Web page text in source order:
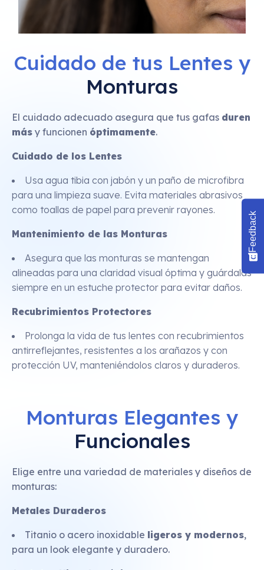
Cuidado de tus Lentes y
Monturas
El cuidado adecuado asegura que tus gafas duren
más y funcionen óptimamente.
Cuidado de los Lentes
Usa agua tibia con jabón y un paño de microfibra
para una limpieza suave. Evita materiales abrasivos
como toallas de papel para prevenir rayones.
Mantenimiento de las Monturas
Asegura que las monturas se mantengan
alineadas para una claridad visual óptima y guárdalas
siempre en un estuche protector para evitar daños.
Recubrimientos Protectores
Prolonga la vida de tus lentes con recubrimientos
antirreflejantes, resistentes a los arañazos y con
protección UV, manteniéndolos claros y duraderos.
Monturas Elegantes y
Funcionales
Elige entre una variedad de materiales y diseños de
monturas:
Metales Duraderos
Titanio o acero inoxidable ligeros y modernos,
para un look elegante y duradero.
Feedback